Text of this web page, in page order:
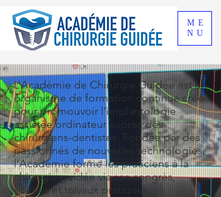
ME
NU
L’Académie de Chirurgie Guidée est un
organisme de formation continue créé
pour promouvoir l’implantologie
assistée ordinateur auprès des
chirurgiens-dentistes.
Fondée par des
passionnés de nouvelles technologies,
l'Académie forme les praticiens à la
chirurgie guidée via ses congrès,
soirées et travaux pratiques.